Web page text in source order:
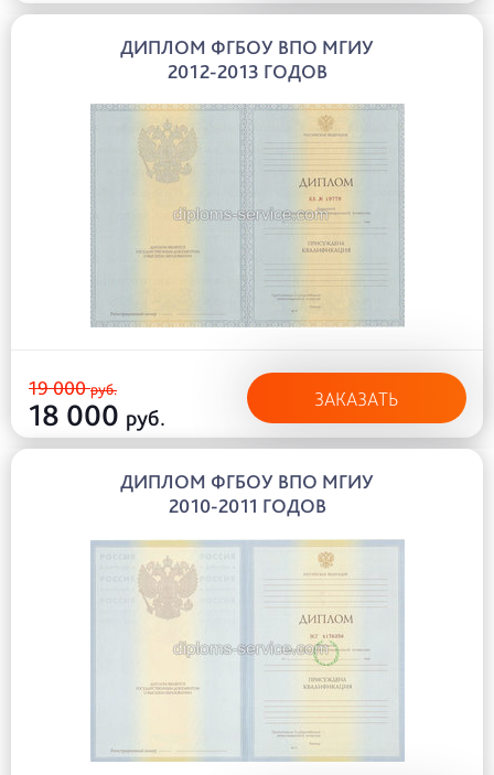
ДИПЛОМ ФГБОУ ВПО МГИУ
2012-2013 ГОДОВ
19 000руб.
18 000 руб.
ЗАКАЗАТЬ
ДИПЛОМ ФГБОУ ВПО МГИУ
2010-2011 ГОДОВ